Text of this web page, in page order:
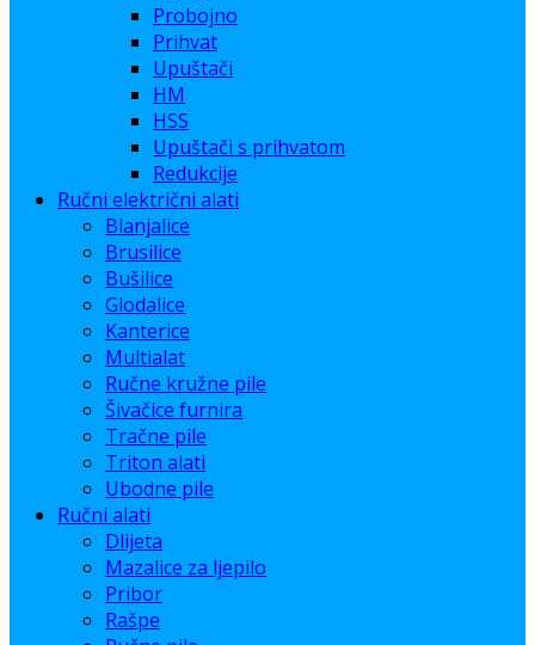
Probojno
Prihvat
Upuštači
HM
HSS
Upuštači s prihvatom
Redukcije
Ručni električni alati
Blanjalice
Brusilice
Bušilice
Glodalice
Kanterice
Multialat
Ručne kružne pile
Šivačice furnira
Tračne pile
Triton alati
Ubodne pile
Ručni alati
Dlijeta
Mazalice za ljepilo
Pribor
Rašpe